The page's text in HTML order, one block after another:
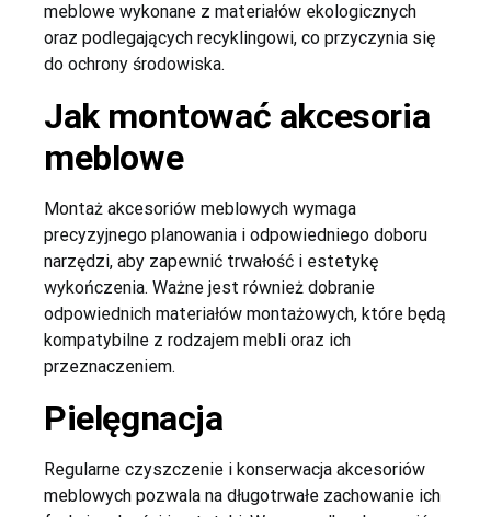
meblowe wykonane z materiałów ekologicznych
oraz podlegających recyklingowi, co przyczynia się
do ochrony środowiska.
Jak montować akcesoria
meblowe
Montaż akcesoriów meblowych wymaga
precyzyjnego planowania i odpowiedniego doboru
narzędzi, aby zapewnić trwałość i estetykę
wykończenia. Ważne jest również dobranie
odpowiednich materiałów montażowych, które będą
kompatybilne z rodzajem mebli oraz ich
przeznaczeniem.
Pielęgnacja
Regularne czyszczenie i konserwacja akcesoriów
meblowych pozwala na długotrwałe zachowanie ich